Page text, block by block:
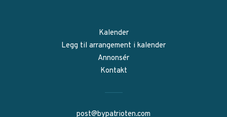
Kalender
Legg til arrangement i kalender
Annonsér
Kontakt
post@bypatrioten.com